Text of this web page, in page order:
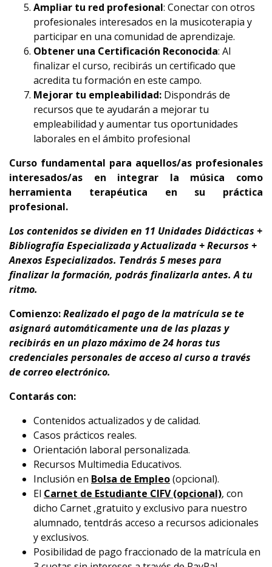
Ampliar tu red profesional: Conectar con otros
profesionales interesados en la musicoterapia y
participar en una comunidad de aprendizaje.
Obtener una Certificación Reconocida: Al
finalizar el curso, recibirás un certificado que
acredita tu formación en este campo.
Mejorar tu empleabilidad: Dispondrás de
recursos que te ayudarán a mejorar tu
empleabilidad y aumentar tus oportunidades
laborales en el ámbito profesional
Curso fundamental para aquellos/as profesionales
interesados/as en integrar la música como
herramienta terapéutica en su práctica
profesional.
Los contenidos se dividen en 11 Unidades Didácticas +
Bibliografía Especializada y Actualizada + Recursos +
Anexos Especializados. Tendrás 5 meses para
finalizar la formación, podrás finalizarla antes. A tu
ritmo.
Comienzo:Realizado el pago de la matrícula se te
asignará automáticamente una de las plazas y
recibirás en un plazo máximo de 24 horas tus
credenciales personales de acceso al curso a través
de correo electrónico.
Contarás con:
Contenidos actualizados y de calidad.
Casos prácticos reales.
Orientación laboral personalizada.
Recursos Multimedia Educativos.
Inclusión en Bolsa de Empleo(opcional).
El Carnet de Estudiante CIFV (opcional), con
dicho Carnet ,gratuito y exclusivo para nuestro
alumnado, tentdrás acceso a recursos adicionales
y exclusivos.
Posibilidad de pago fraccionado de la matrícula en